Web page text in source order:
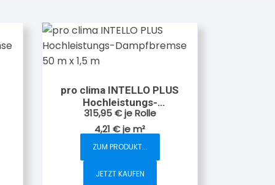
pro clima INTELLO PLUS
Hochleistungs-
Dampfbremse 50 m x 1,5
m
315,95€ je Rolle
4,21 €jem²
ZUM PRODUKT...
JETZT KAUFEN